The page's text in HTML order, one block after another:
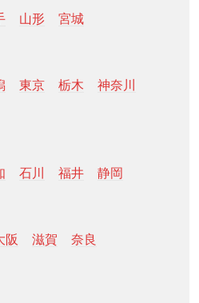
山形 宮城
東京 栃木
神奈川
石川 福井 静岡
阪 滋賀 奈良